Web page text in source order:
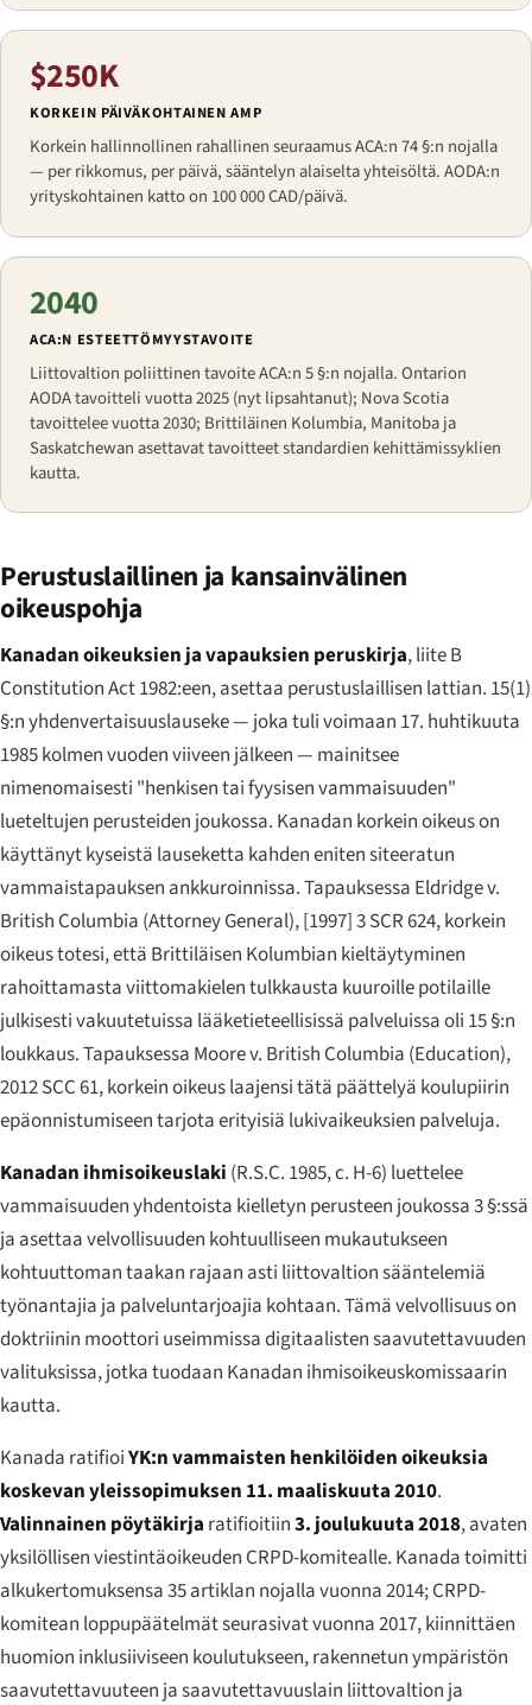
$250K
KORKEIN PÄIVÄKOHTAINEN AMP
Korkein hallinnollinen rahallinen seuraamus ACA:n 74 §:n nojalla
— per rikkomus, per päivä, sääntelyn alaiselta yhteisöltä. AODA:n
yrityskohtainen katto on 100 000 CAD/päivä.
2040
ACA:N ESTEETTÖMYYSTAVOITE
Liittovaltion poliittinen tavoite ACA:n 5 §:n nojalla. Ontarion
AODA tavoitteli vuotta 2025 (nyt lipsahtanut); Nova Scotia
tavoittelee vuotta 2030; Brittiläinen Kolumbia, Manitoba ja
Saskatchewan asettavat tavoitteet standardien kehittämissyklien
kautta.
Perustuslaillinen ja kansainvälinen
oikeuspohja
Kanadan oikeuksien ja vapauksien peruskirja, liite B
Constitution Act 1982:een, asettaa perustuslaillisen lattian. 15(1)
§:n yhdenvertaisuuslauseke — joka tuli voimaan 17. huhtikuuta
1985 kolmen vuoden viiveen jälkeen — mainitsee
nimenomaisesti "henkisen tai fyysisen vammaisuuden"
lueteltujen perusteiden joukossa. Kanadan korkein oikeus on
käyttänyt kyseistä lauseketta kahden eniten siteeratun
vammaistapauksen ankkuroinnissa. Tapauksessa Eldridge v.
British Columbia (Attorney General), [1997] 3 SCR 624, korkein
oikeus totesi, että Brittiläisen Kolumbian kieltäytyminen
rahoittamasta viittomakielen tulkkausta kuuroille potilaille
julkisesti vakuutetuissa lääketieteellisissä palveluissa oli 15 §:n
loukkaus. Tapauksessa Moore v. British Columbia (Education),
2012 SCC 61, korkein oikeus laajensi tätä päättelyä koulupiirin
epäonnistumiseen tarjota erityisiä lukivaikeuksien palveluja.
Kanadan ihmisoikeuslaki (R.S.C. 1985, c. H-6) luettelee
vammaisuuden yhdentoista kielletyn perusteen joukossa 3 §:ssä
ja asettaa velvollisuuden kohtuulliseen mukautukseen
kohtuuttoman taakan rajaan asti liittovaltion sääntelemiä
työnantajia ja palveluntarjoajia kohtaan. Tämä velvollisuus on
doktriinin moottori useimmissa digitaalisten saavutettavuuden
valituksissa, jotka tuodaan Kanadan ihmisoikeuskomissaarin
kautta.
Kanada ratifioiYK:n vammaisten henkilöiden oikeuksia
koskevan yleissopimuksen 11. maaliskuuta 2010.
Valinnainen pöytäkirja ratifioitiin3. joulukuuta 2018, avaten
yksilöllisen viestintäoikeuden CRPD-komitealle. Kanada toimitti
alkukertomuksensa 35 artiklan nojalla vuonna 2014; CRPD-
komitean loppupäätelmät seurasivat vuonna 2017, kiinnittäen
huomion inklusiiviseen koulutukseen, rakennetun ympäristön
saavutettavuuteen ja saavutettavuuslain liittovaltion ja